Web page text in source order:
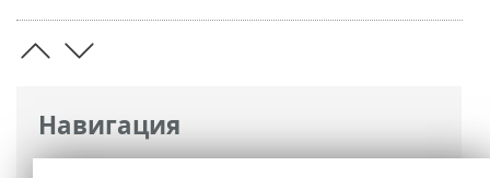
Навигация